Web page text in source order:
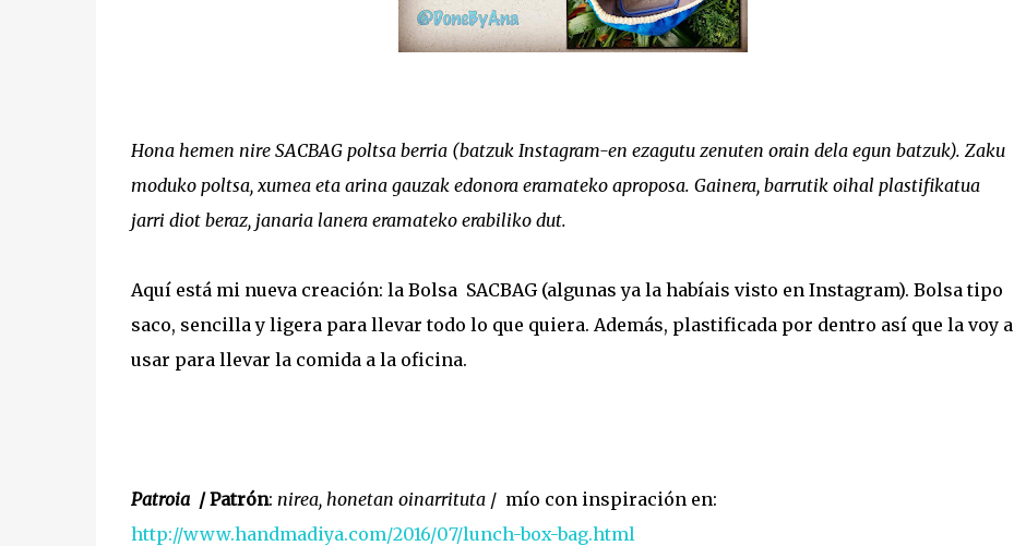
Hona hemen nire SACBAG poltsa berria (batzuk Instagram-en ezagutu zenuten orain dela egun batzuk). Zaku
moduko poltsa, xumea eta arina gauzak edonora eramateko aproposa. Gainera, barrutik oihal plastifikatua
jarri diot beraz, janaria lanera eramateko erabiliko dut.
Aquí está mi nueva creación: la Bolsa SACBAG (algunas ya la habíais visto en Instagram). Bolsa tipo
saco, sencilla y ligera para llevar todo lo que quiera. Además, plastificada por dentro así que la voy a
usar para llevar la comida a la oficina.
Patroia / Patrón: nirea, honetan oinarrituta/ mío con inspiración en:
http://www.handmadiya.com/2016/07/lunch-box-bag.html